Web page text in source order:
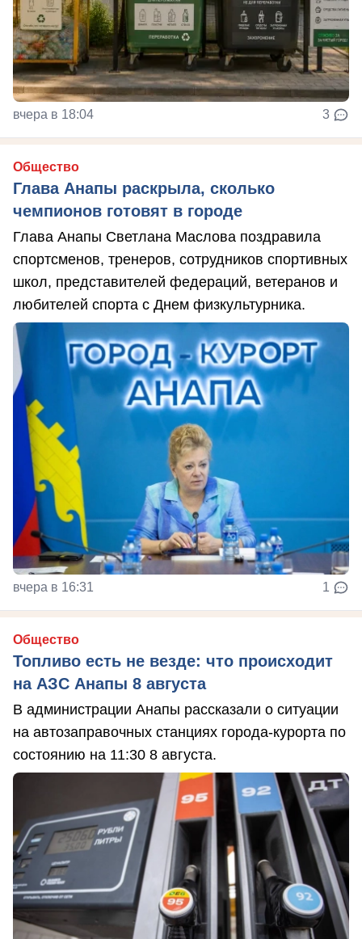
вчера в 18:04 3
Общество
Глава Анапы раскрыла, сколько
чемпионов готовят в городе
Глава Анапы Светлана Маслова поздравила
спортсменов, тренеров, сотрудников спортивных
школ, представителей федераций, ветеранов и
любителей спорта с Днем физкультурника.
вчера в 16:31 1
Общество
Топливо есть не везде: что происходит
на АЗС Анапы 8 августа
В администрации Анапы рассказали о ситуации
на автозаправочных станциях города-курорта по
состоянию на 11:30 8 августа.